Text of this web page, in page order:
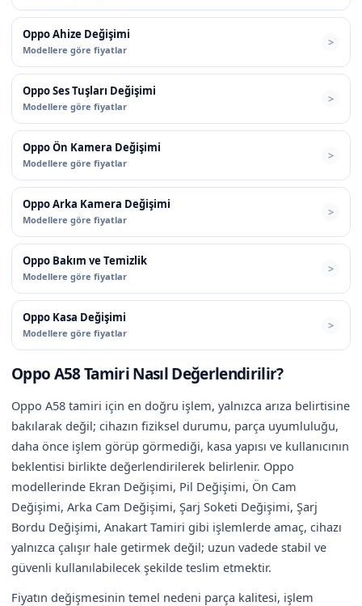
Oppo Ahize Değişimi
Modellere göre fiyatlar
Oppo Ses Tuşları Değişimi
Modellere göre fiyatlar
Oppo Ön Kamera Değişimi
Modellere göre fiyatlar
Oppo Arka Kamera Değişimi
Modellere göre fiyatlar
Oppo Bakım ve Temizlik
Modellere göre fiyatlar
Oppo Kasa Değişimi
Modellere göre fiyatlar
Oppo A58 Tamiri Nasıl Değerlendirilir?
Oppo A58 tamiri için en doğru işlem, yalnızca arıza belirtisine
bakılarak değil; cihazın fiziksel durumu, parça uyumluluğu,
daha önce işlem görüp görmediği, kasa yapısı ve kullanıcının
beklentisi birlikte değerlendirilerek belirlenir. Oppo
modellerinde Ekran Değişimi, Pil Değişimi, Ön Cam
Değişimi, Arka Cam Değişimi, Şarj Soketi Değişimi, Şarj
Bordu Değişimi, Anakart Tamiri gibi işlemlerde amaç, cihazı
yalnızca çalışır hale getirmek değil; uzun vadede stabil ve
güvenli kullanılabilecek şekilde teslim etmektir.
Fiyatın değişmesinin temel nedeni parça kalitesi, işlem